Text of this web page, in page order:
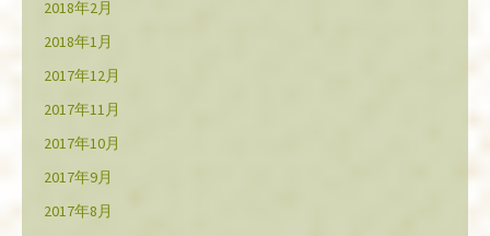
2018年2月
2018年1月
2017年12月
2017年11月
2017年10月
2017年9月
2017年8月